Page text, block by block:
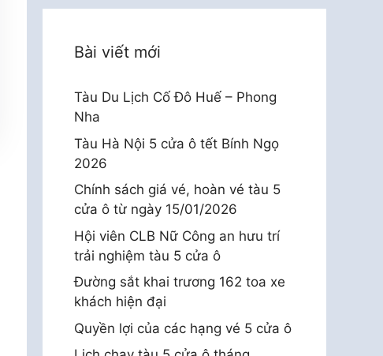
Bài viết mới
Tàu Du Lịch Cố Đô Huế – Phong
Nha
Tàu Hà Nội 5 cửa ô tết Bính Ngọ
2026
Chính sách giá vé, hoàn vé tàu 5
cửa ô từ ngày 15/01/2026
Hội viên CLB Nữ Công an hưu trí
trải nghiệm tàu 5 cửa ô
Đường sắt khai trương 162 toa xe
khách hiện đại
Quyền lợi của các hạng vé 5 cửa ô